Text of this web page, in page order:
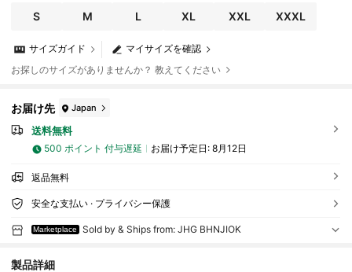
S M L XL XXL XXXL
マイサイズを確認
サイズガイド
お探しのサイズがありませんか？ 教えてください
お届け先 Japan
送料無料
500 ポイント 付与遅延 お届け予定日: 8月12日
返品無料
安全な支払い · プライバシー保護
Marketplace Sold by & Ships from: JHG BHNJIOK
製品詳細